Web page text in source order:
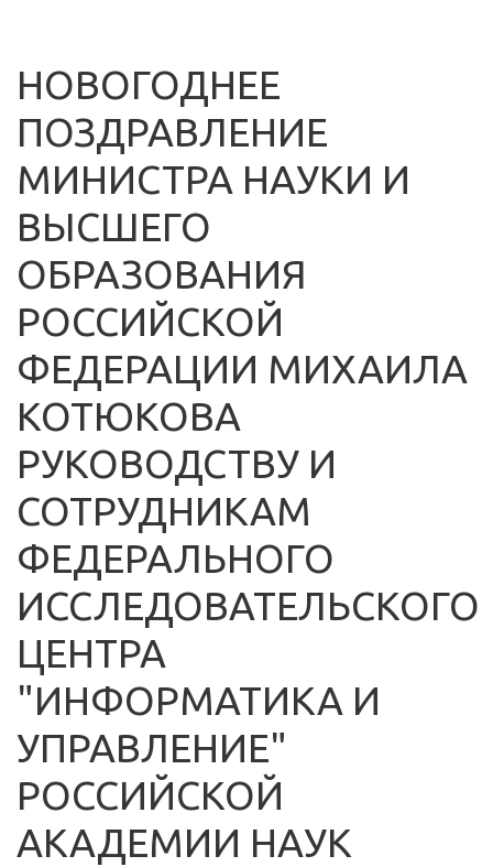
НОВОГОДНЕЕ
ПОЗДРАВЛЕНИЕ
МИНИСТРА НАУКИ И
ВЫСШЕГО
ОБРАЗОВАНИЯ
РОССИЙСКОЙ
ФЕДЕРАЦИИ МИХАИЛА
КОТЮКОВА
РУКОВОДСТВУ И
СОТРУДНИКАМ
ФЕДЕРАЛЬНОГО
ИССЛЕДОВАТЕЛЬСКОГО
ЦЕНТРА
"ИНФОРМАТИКА И
УПРАВЛЕНИЕ"
РОССИЙСКОЙ
АКАДЕМИИ НАУК